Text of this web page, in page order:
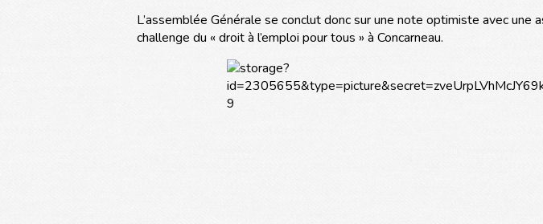
L’assemblée Générale se conclut donc sur une note optimiste avec
challenge du « droit à l’emploi pour tous » à Concarneau.